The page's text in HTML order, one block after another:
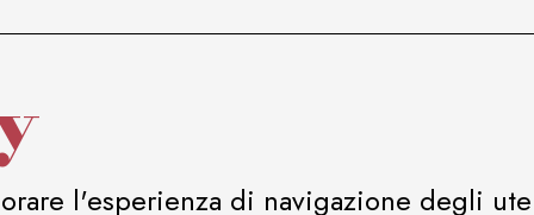
l'esperienza di navigazione degli